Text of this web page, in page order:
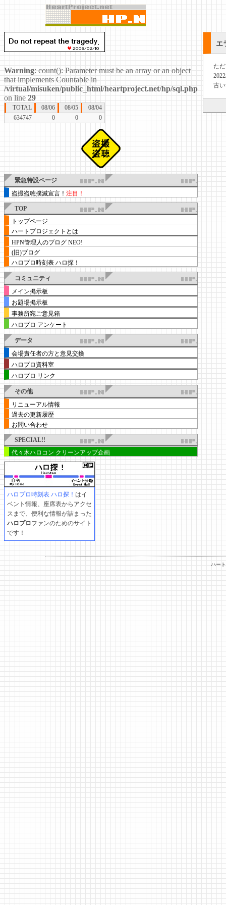
Warning: count(): Parameter must be an array or an object
that implements Countable in
/virtual/misuken/public_html/heartproject.net/hp/sql.php
on line 29
TOTAL 08/06 08/05
08/04
634747
0 0 0
緊急特設ページ
盗撮盗聴撲滅宣言！ 注目！
TOP
トップページ
ハートプロジェクトとは
HPN管理人のブログ NEO!
(旧)ブログ
ハロプロ時刻表 ハロ探！
コミュニティ
メイン掲示板
お題場掲示板
事務所宛ご意見箱
ハロプロ アンケート
データ
会場責任者の方と意見交換
ハロプロ資料室
ハロプロ リンク
その他
リニューアル情報
過去の更新履歴
お問い合わせ
SPECIAL!!
代々木ハロコン クリーンアップ企画
ハロプロ時刻表 ハロ探！ はイ
ベント情報、座席表からアクセ
スまで、便利な情報が詰まった
ハロプロファンのためのサイト
です！
エ
た
古
ハー